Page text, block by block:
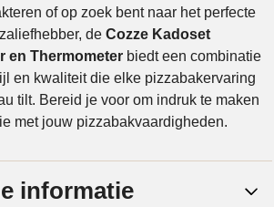
of op zoek bent naar het perfecte
de Cozze Kadoset
en Thermometer biedt een combinatie
en kwaliteit die elke pizzabakervaring
tilt. Bereid je voor om indruk te maken
met jouw pizzabakvaardigheden.
informatie